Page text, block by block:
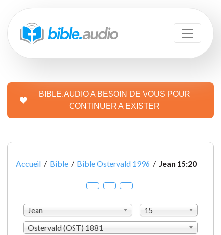
BIBLE.AUDIO A BESOIN DE VOUS POUR
CONTINUER A EXISTER
Accueil / Bible / Bible Ostervald 1996 / Jean 15:20
Jean
15
Ostervald (OST) 1881